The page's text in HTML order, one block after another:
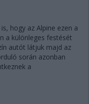
hogy az Alpine ezen a
a különleges festését
autót látjuk majd az
során azonban
a